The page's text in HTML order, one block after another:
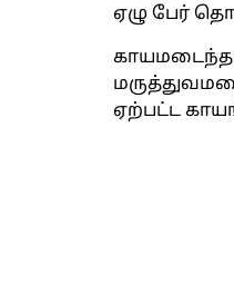
ஏழு பேர்
ஏற்பட்ட